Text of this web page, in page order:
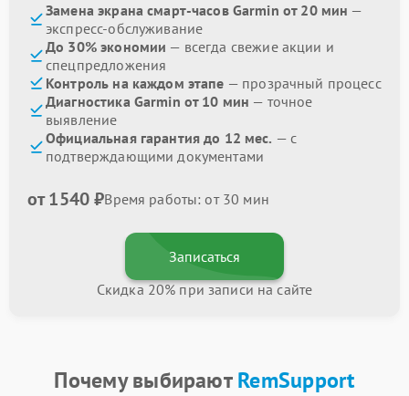
Замена экрана смарт-часов Garmin от 20 мин —
экспресс-обслуживание
До 30% экономии — всегда свежие акции и
спецпредложения
Контроль на каждом этапе — прозрачный процесс
Диагностика Garmin от 10 мин — точное
выявление
Официальная гарантия до 12 мес. — с
подтверждающими документами
от 1540 ₽Время работы: от 30 мин
Записаться
Скидка 20% при записи на сайте
Почему выбираютRemSupport